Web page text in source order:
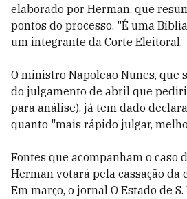
elaborado por Herman, que
pontos do processo. "É uma
um integrante da Corte Eleitoral.
O ministro Napoleão Nunes, que
do julgamento de abril que
para análise), já tem dado
quanto "mais rápido julgar,
Fontes que acompanham o caso
Herman votará pela cassação da
Em março, o jornal O Estado de